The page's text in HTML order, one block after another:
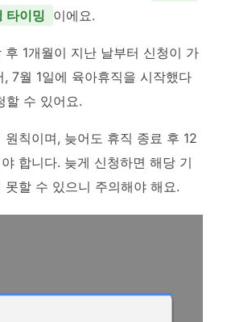
타이밍 이에요.
후 1개월이 지난 날부터 신청이 가
7월 1일에 육아휴직을 시작했다
할 수 있어요.
원칙이며, 늦어도 휴직 종료 후 12
합니다. 늦게 신청하면 해당 기
못할 수 있으니 주의해야 해요.